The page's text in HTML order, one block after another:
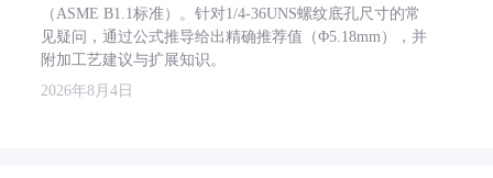
（ASME B1.1标准）。针对1/4-36UNS螺纹底孔尺寸的常
见疑问，通过公式推导给出精确推荐值（Φ5.18mm），并
附加工艺建议与扩展知识。
2026年8月4日